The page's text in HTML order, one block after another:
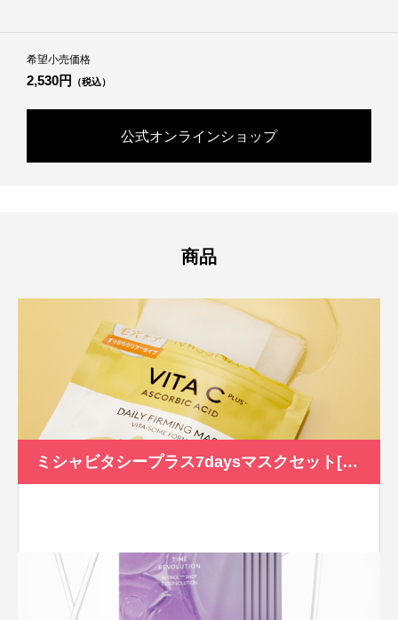
希望小売価格
2,530円 （税込）
公式オンラインショップ
商品
ミシャビタシープラス7daysマスクセット[100ｍl/7枚]